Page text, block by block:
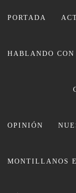
PORTADA
HABLANDO
OPINIÓN
MONTILLANOS